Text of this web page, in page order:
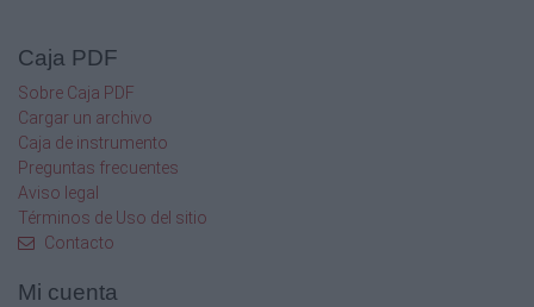
En Bogotá, Colombia
En Boimorto, La Coruña
En Bormujos,
Bormujos Sevilla
Caja PDF
Sobre Caja PDF
Cargar un archivo
Caja de instrumento
Preguntas frecuentes
Aviso legal
Términos de Uso del sitio
Contacto
Mi cuenta